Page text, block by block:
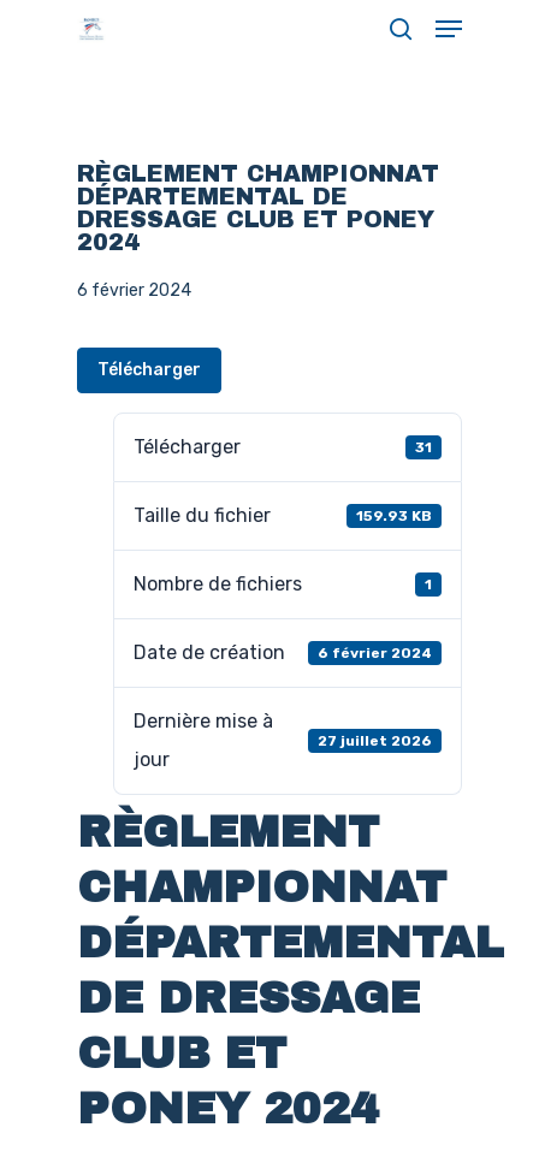
Menu
RÈGLEMENT CHAMPIONNAT
DÉPARTEMENTAL DE
DRESSAGE CLUB ET PONEY
2024
6 février 2024
Télécharger
Télécharger 31
Taille du fichier 159.93 KB
Nombre de fichiers 1
Date de création 6 février 2024
Dernière mise à
jour
27 juillet 2026
RÈGLEMENT
CHAMPIONNAT
DÉPARTEMENTAL
DE DRESSAGE
CLUB ET
PONEY 2024